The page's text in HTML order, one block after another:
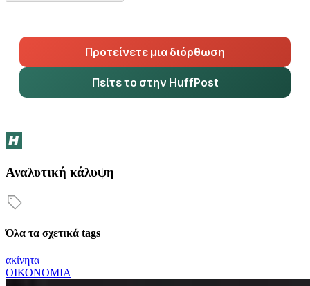
Προτείνετε μια διόρθωση
Πείτε το στην HuffPost
Αναλυτική κάλυψη
Όλα τα σχετικά tags
ακίνητα
ΟΙΚΟΝΟΜΙΑ